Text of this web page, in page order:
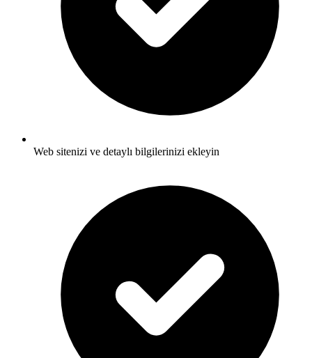
Web sitenizi ve detaylı bilgilerinizi ekleyin